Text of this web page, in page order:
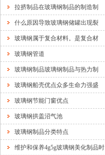
拉挤制品在玻璃钢制品的制造制
什么原因导致玻璃钢储罐出现裂
玻璃钢属于复合材料。是复合材
玻璃钢管道
玻璃钢制品玻璃钢制品与热力制
玻璃钢船壳优点众多生命力强盛
玻璃钢节能门窗优点
玻璃钢拱盖沼气池
玻璃钢制品分类特点
维护和保养4g5g玻璃钢美化制品时